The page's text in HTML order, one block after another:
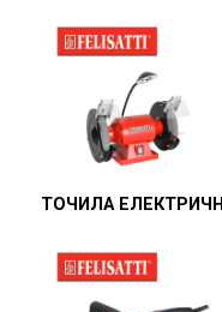
ТОЧИЛА ЕЛЕКТРИЧНІ